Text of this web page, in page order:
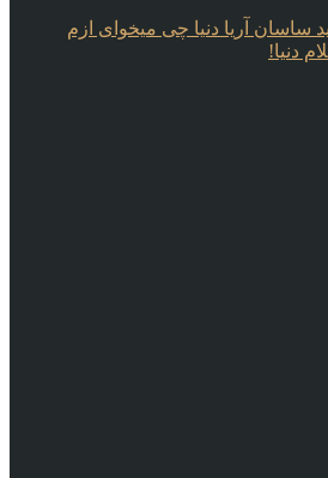
ساسان آریا دنیا چی میخوای ازم
دنیا!